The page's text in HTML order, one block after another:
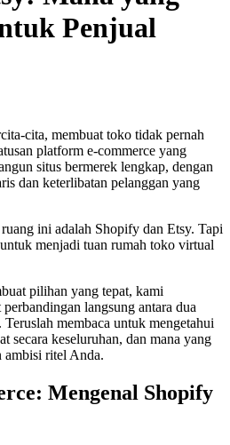
Penjual
cita, membuat toko tidak pernah
platform e-commerce yang
situs bermerek lengkap, dengan
dan keterlibatan pelanggan yang
ini adalah Shopify dan Etsy. Tapi
menjadi tuan rumah toko virtual
pilihan yang tepat, kami
langsung antara dua
membaca untuk mengetahui
secara keseluruhan, dan mana yang
ambisi ritel Anda.
Mengenal Shopify